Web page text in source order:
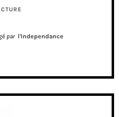
par l'Independance